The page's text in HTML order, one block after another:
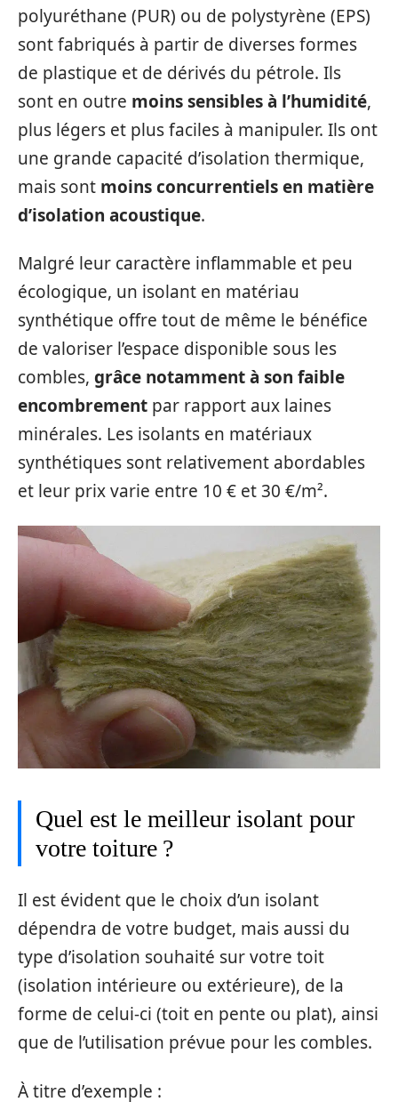
polyuréthane (PUR) ou de polystyrène (EPS)
sont fabriqués à partir de diverses formes
de plastique et de dérivés du pétrole. Ils
sont en outre moins sensibles à l’humidité,
plus légers et plus faciles à manipuler. Ils ont
une grande capacité d’isolation thermique,
mais sont moins concurrentiels en matière
d’isolation acoustique.
Malgré leur caractère inflammable et peu
écologique, un isolant en matériau
synthétique offre tout de même le bénéfice
de valoriser l’espace disponible sous les
combles, grâce notamment à son faible
encombrement par rapport aux laines
minérales. Les isolants en matériaux
synthétiques sont relativement abordables
et leur prix varie entre 10 € et 30 €/m².
Quel est le meilleur isolant pour
votre toiture ?
Il est évident que le choix d’un isolant
dépendra de votre budget, mais aussi du
type d’isolation souhaité sur votre toit
(isolation intérieure ou extérieure), de la
forme de celui-ci (toit en pente ou plat), ainsi
que de l’utilisation prévue pour les combles.
À titre d’exemple :